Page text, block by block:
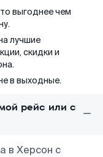
выгоднее чем
лучшие
скидки и
в выходные.
рейс или с
в Херсон с